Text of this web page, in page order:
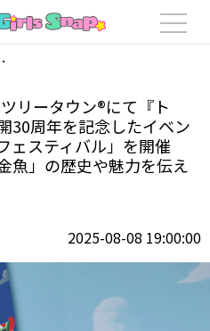
写真 4/51】東京スカイツリータウン®
リータウン®にて『ト
30周年を記念したイベン
ェスティバル」を開催
魚」の歴史や魅力を伝え
2025-08-08 19:00:00